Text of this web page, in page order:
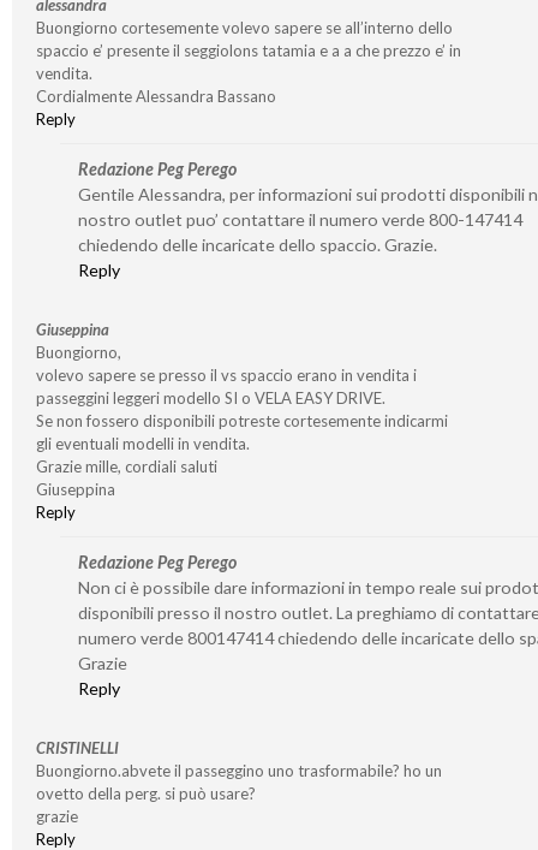
alessandra
Buongiorno cortesemente volevo sapere se all’interno dello
spaccio e’ presente il seggiolons tatamia e a a che prezzo e’ in
vendita.
Cordialmente Alessandra Bassano
Reply
Redazione Peg Perego
Gentile Alessandra, per informazioni sui prodotti disponibili
nostro outlet puo’ contattare il numero verde 800-147414
chiedendo delle incaricate dello spaccio. Grazie.
Reply
Giuseppina
Buongiorno,
volevo sapere se presso il vs spaccio erano in vendita i
passeggini leggeri modello SI o VELA EASY DRIVE.
Se non fossero disponibili potreste cortesemente indicarmi
gli eventuali modelli in vendita.
Grazie mille, cordiali saluti
Giuseppina
Reply
Redazione Peg Perego
Non ci è possibile dare informazioni in tempo reale sui
disponibili presso il nostro outlet. La preghiamo di
numero verde 800147414 chiedendo delle incaricate dello
Grazie
Reply
CRISTINELLI
Buongiorno.abvete il passeggino uno trasformabile? ho un
ovetto della perg. si può usare?
grazie
Reply